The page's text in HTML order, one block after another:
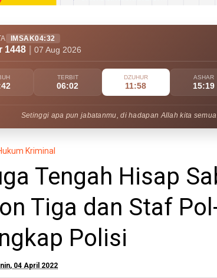
IMSAK04:32
1448 07 Aug 2026
TERBIT
06:02
DZUHUR
11:58
ASHAR
15:19
Setinggi apa pun jabatanmu, di hadapan Allah kita
Kriminal
Tengah Hisap
Tiga dan Staf
Polisi
04 April 2022